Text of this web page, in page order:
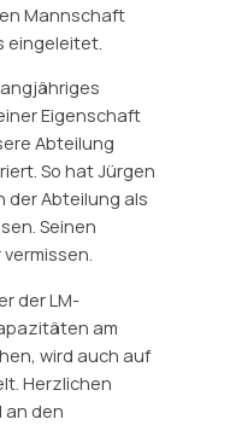
Mannschaft
eingeleitet.
Eigenschaft
Abteilung
So hat Jürgen
der Abteilung als
Seinen
der LM-
am
wird auch auf
Herzlichen
an den